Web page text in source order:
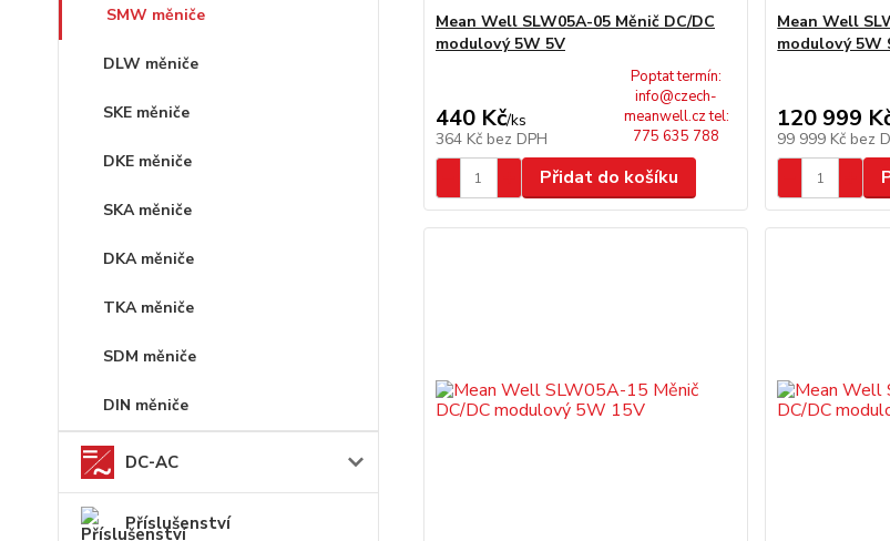
SMW měniče
DLW měniče
SKE měniče
DKE měniče
SKA měniče
DKA měniče
TKA měniče
SDM měniče
DIN měniče
DC-AC
Příslušenství
Mean Well SLW05A-05 Měnič DC/DC
modulový 5W 5V
440 Kč/ks
364 Kč bez DPH
Poptat termín:
info@czech-
meanwell.cz tel:
775 635 788
Přidat do košíku
Mean Well
modulový 5W
120 999
99 999 Kč bez